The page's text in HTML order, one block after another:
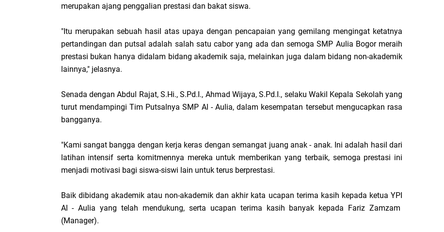
merupakan ajang penggalian prestasi dan bakat siswa.
"Itu merupakan sebuah hasil atas upaya dengan pencapaian yang gemilang mengingat ketatnya
pertandingan dan putsal adalah salah satu cabor yang ada dan semoga SMP Aulia Bogor meraih
prestasi bukan hanya didalam bidang akademik saja, melainkan juga dalam bidang non-akademik
lainnya," jelasnya.
Senada dengan Abdul Rajat, S.Hi., S.Pd.I., Ahmad Wijaya, S.Pd.I., selaku Wakil Kepala Sekolah yang
turut mendampingi Tim Putsalnya SMP Al - Aulia, dalam kesempatan tersebut mengucapkan rasa
bangganya.
"Kami sangat bangga dengan kerja keras dengan semangat juang anak - anak. Ini adalah hasil dari
latihan intensif serta komitmennya mereka untuk memberikan yang terbaik, semoga prestasi ini
menjadi motivasi bagi siswa-siswi lain untuk terus berprestasi.
Baik dibidang akademik atau non-akademik dan akhir kata ucapan terima kasih kepada ketua YPI
Al - Aulia yang telah mendukung, serta ucapan terima kasih banyak kepada Fariz Zamzam
(Manager).